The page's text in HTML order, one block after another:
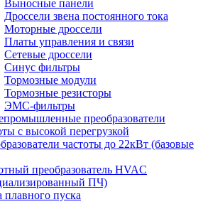
Выносные панели
Дроссели звена постоянного тока
Моторные дроссели
Платы управления и связи
Сетевые дроссели
Синус фильтры
Тормозные модули
Тормозные резисторы
ЭМС-фильтры
преобразователи
с высокой перегрузкой
частоты до 22кВт (базовые
преобразователь HVAC
ПЧ)
плавного пуска